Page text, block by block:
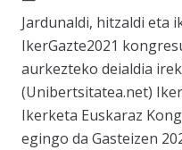
Jardunaldi, hitzaldi eta
IkerGazte2021
aurkezteko deialdia
(Unibertsitatea.net)
Ikerketa Euskaraz
egingo da Gasteizen